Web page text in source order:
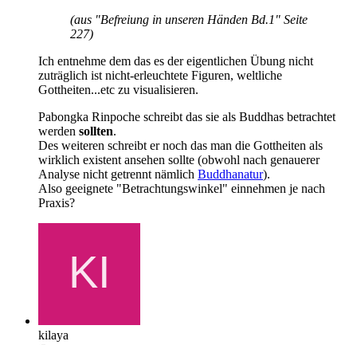
(aus "Befreiung in unseren Händen Bd.1" Seite
227)
Ich entnehme dem das es der eigentlichen Übung nicht
zuträglich ist nicht-erleuchtete Figuren, weltliche
Gottheiten...etc zu visualisieren.
Pabongka Rinpoche schreibt das sie als Buddhas betrachtet
werden sollten.
Des weiteren schreibt er noch das man die Gottheiten als
wirklich existent ansehen sollte (obwohl nach genauerer
Analyse nicht getrennt nämlich Buddhanatur).
Also geeignete "Betrachtungswinkel" einnehmen je nach
Praxis?
kilaya